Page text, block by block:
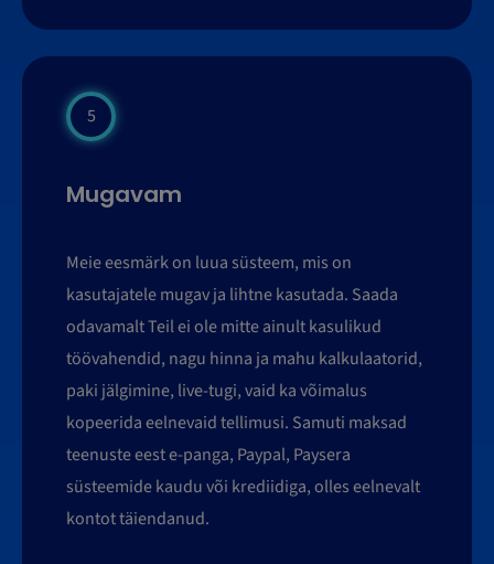
5
Mugavam
Meie eesmärk on luua süsteem, mis on
kasutajatele mugav ja lihtne kasutada. Saada
odavamalt Teil ei ole mitte ainult kasulikud
töövahendid, nagu hinna ja mahu kalkulaatorid,
paki jälgimine, live-tugi, vaid ka võimalus
kopeerida eelnevaid tellimusi. Samuti maksad
teenuste eest e-panga, Paypal, Paysera
süsteemide kaudu või krediidiga, olles eelnevalt
kontot täiendanud.